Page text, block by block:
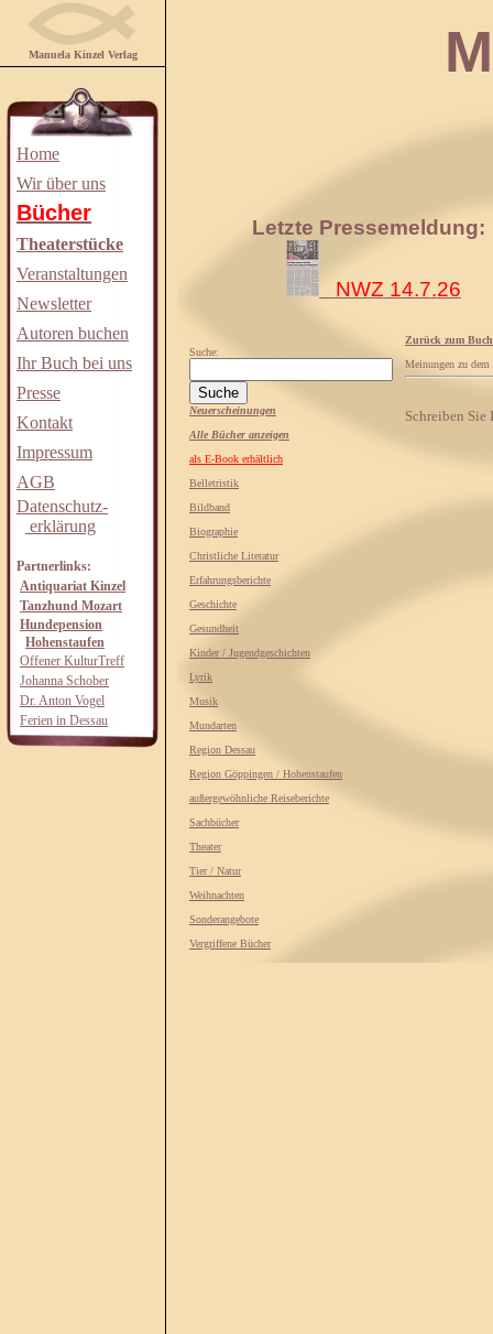
Manuela Kinzel Verlag
Home
Wir über uns
Bücher
Theaterstücke
Veranstaltungen
Newsletter
Autoren buchen
Ihr Buch bei uns
Presse
Kontakt
Impressum
AGB
Datenschutz-
erklärung
Partnerlinks:
Antiquariat Kinzel
Tanzhund Mozart
Hundepension
Hohenstaufen
Offener KulturTreff
Johanna Schober
Dr. Anton Vogel
Ferien in Dessau
Letzte Pressemeldung:
NWZ 14.7.26
Suche:
Neuerscheinungen
Alle Bücher anzeigen
als E-Book erhältlich
Belletristik
Bildband
Biographie
Christliche Literatur
Erfahrungsberichte
Geschichte
Gesundheit
Kinder / Jugendgeschichten
Lyrik
Musik
Mundarten
Region Dessau
Region Göppingen / Hohenstaufen
außergewöhnliche Reiseberichte
Sachbücher
Theater
Tier / Natur
Weihnachten
Sonderangebote
Vergriffene Bücher
Zurück zum Buch
Meinungen zu
Schreiben